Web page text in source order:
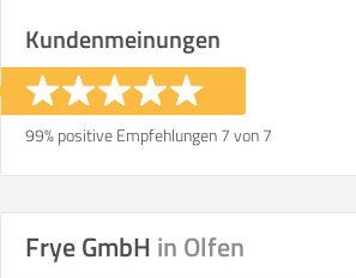
Kundenmeinungen
99% positive Empfehlungen 7 von 7
Frye GmbH in Olfen